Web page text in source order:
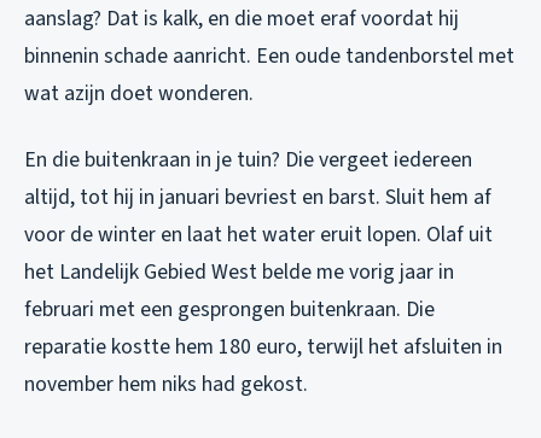
aanslag? Dat is kalk, en die moet eraf voordat hij
binnenin schade aanricht. Een oude tandenborstel met
wat azijn doet wonderen.
En die buitenkraan in je tuin? Die vergeet iedereen
altijd, tot hij in januari bevriest en barst. Sluit hem af
voor de winter en laat het water eruit lopen. Olaf uit
het Landelijk Gebied West belde me vorig jaar in
februari met een gesprongen buitenkraan. Die
reparatie kostte hem 180 euro, terwijl het afsluiten in
november hem niks had gekost.